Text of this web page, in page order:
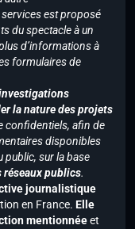
services est proposé
du spectacle à un
d’informations à
formulaires de
la nature des projets
confidentiels, afin de
disponibles
public, sur la base
réseaux publics.
journalistique
en France. Elle
mentionnéeet